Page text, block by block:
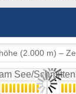
7 aug